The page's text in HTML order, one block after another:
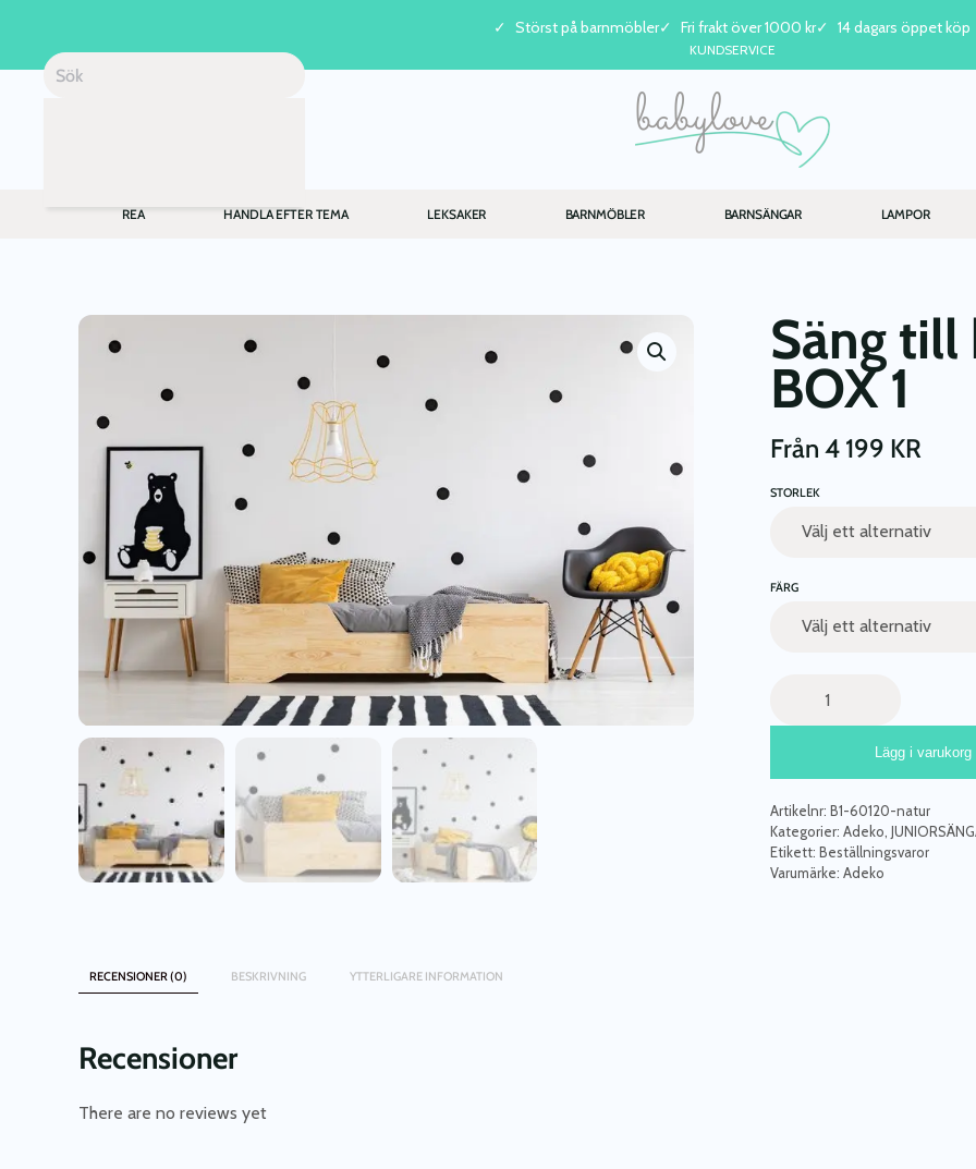
Skip to main content
Störst på barnmöbler Fri frakt över 1000 kr 14 dagars öppet köp
KUNDSERVICE
REA HANDLA EFTER TEMA LEKSAKER BARNMÖBLER BARNSÄNGAR LAMPOR
Säng
BOX 1
Från 4 199 KR
STORLEK
FÄRG
barnrummet,
1
mängd
Lägg i varukorg
Artikelnr: B1-60120-natur
Kategorier: Adeko
Etikett: Beställningsvaror
Varumärke: Adeko
RECENSIONER (0) BESKRIVNING YTTERLIGARE INFORMATION
Recensioner
There are no reviews yet